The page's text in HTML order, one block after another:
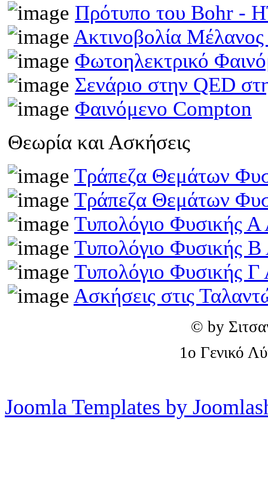
Πρότυπο του Bohr -
Ακτινοβολία
Φωτοηλεκτρικό
Σενάριο στην QED
Φαινόμενο Compton
Θεωρία και Ασκήσεις
Τράπεζα Θεμάτων
Τράπεζα Θεμάτων
Τυπολόγιο Φυσικής Α
Τυπολόγιο Φυσικής Β
Τυπολόγιο Φυσικής Γ
Ασκήσεις στις
© by
1o Γενικό
Joomla Templates by